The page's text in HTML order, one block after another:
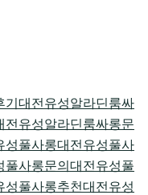
대전유성알라딘룸싸
전유성알라딘룸싸롱문
성풀사롱대전유성풀사
풀사롱문의 대전유성풀
성풀사롱추천대전유성